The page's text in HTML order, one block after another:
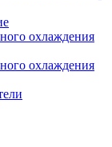
охлаждения
охлаждения